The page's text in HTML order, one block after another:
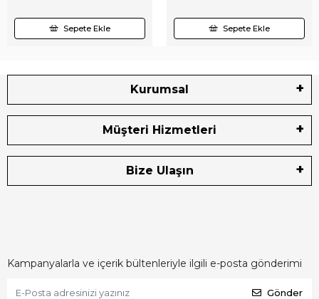
Sepete Ekle Sepete Ekle
Kurumsal
Müşteri Hizmetleri
Bize Ulaşın
Kampanyalarla ve içerik bültenleriyle ilgili e-posta gönderimi
Gönder